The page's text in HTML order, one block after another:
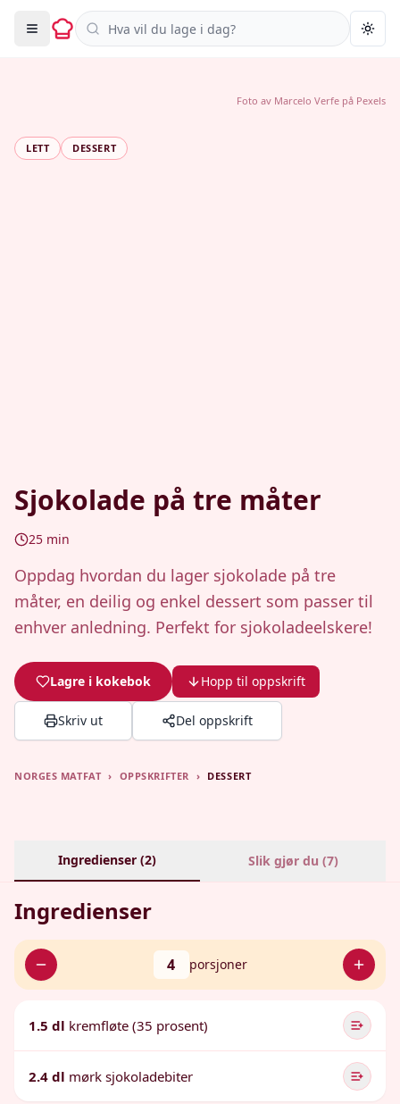
Søk i oppskrifter
LETT DESSERT
Sjokolade på tre måter
25 min
Oppdag hvordan du lager sjokolade på tre
måter, en deilig og enkel dessert som passer til
enhver anledning. Perfekt for sjokoladeelskere!
Lagre i kokebok Hopp til oppskrift
Skriv ut Del oppskrift
Foto av Marcelo Verfe på Pexels
NORGES MATFAT › OPPSKRIFTER › DESSERT
Ingredienser (2) Slik gjør du (7)
Ingredienser
4 porsjoner
1.5 dl kremfløte (35 prosent)
2.4 dl mørk sjokoladebiter